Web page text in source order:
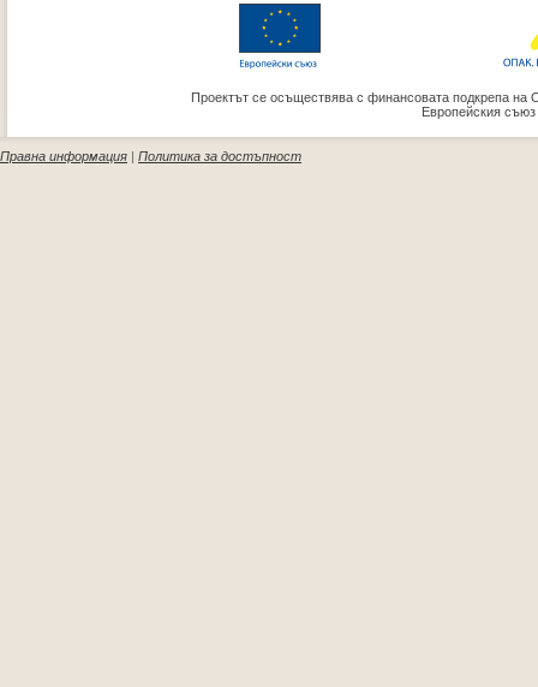
Проектът се осъществява с финансовата подкрепа на
Европейския
Правна информация | Политика за достъпност